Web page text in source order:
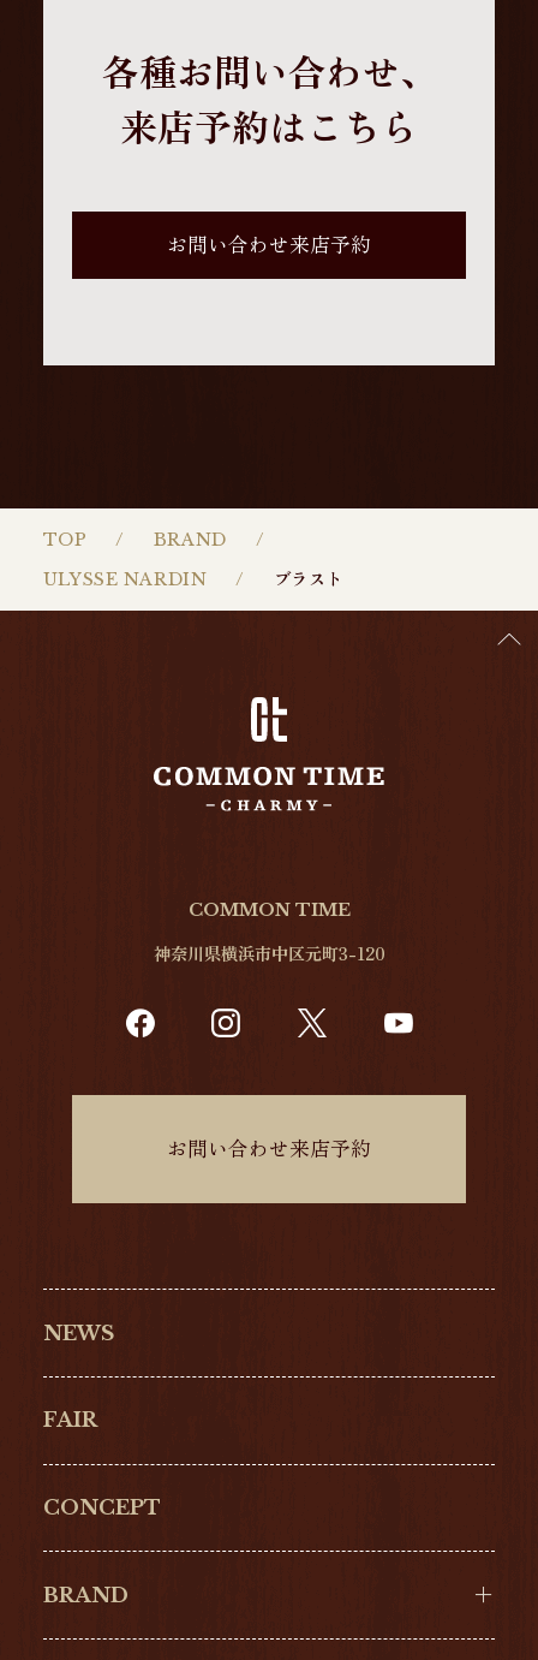
TOP
BRAND
ULYSSE NARDIN
ブラスト
各種お問い合わせ、
来店予約はこちら
お問い合わせ来店予約
NEWS
FAIR
CONCEPT
BRAND
COMMON TIME
神奈川県横浜市中区元町3-120
お問い合わせ来店予約